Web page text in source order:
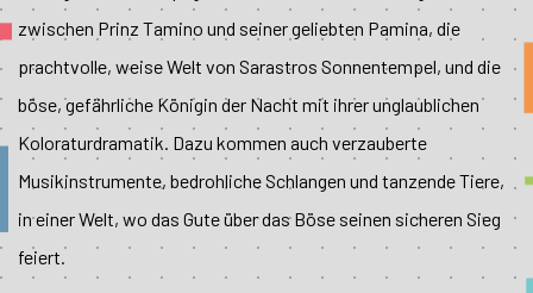
zwischen Prinz Tamino und seiner geliebten Pamina, die
prachtvolle, weise Welt von Sarastros Sonnentempel, und die
böse, gefährliche Königin der Nacht mit ihrer unglaublichen
Koloraturdramatik. Dazu kommen auch verzauberte
Musikinstrumente, bedrohliche Schlangen und tanzende Tiere,
in einer Welt, wo das Gute über das Böse seinen sicheren Sieg
feiert.